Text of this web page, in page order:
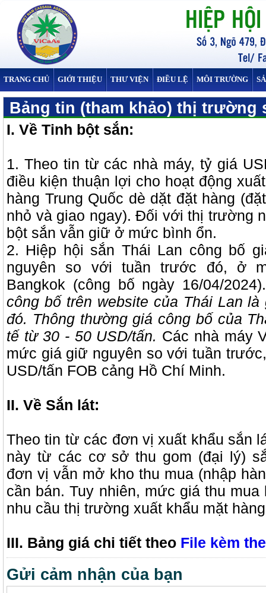
TRANG CHỦ GIỚI THIỆU THƯ VIỆN ĐIỀU LỆ MÔI TRƯỜNG
Bảng tin (tham khảo) thị trường
I. Về Tinh bột sắn:
1. Theo tin từ các nhà máy, tỷ giá
điều kiện thuận lợi cho hoạt động
hàng Trung Quốc dè dặt đặt hàng
nhỏ và giao ngay). Đối với thị trường
bột sắn vẫn giữ ở mức bình ổn.
2. Hiệp hội sắn Thái Lan công bố
nguyên so với tuần trước đó, ở
Bangkok (công bố ngày 16/04/
công bố trên website của Thái Lan
đó. Thông thường giá công bố của
tế từ 30 - 50 USD/tấn. Các nhà máy
mức giá giữ nguyên so với tuần
USD/tấn FOB cảng Hồ Chí Minh.
II. Về Sắn lát:
Theo tin từ các đơn vị xuất khẩu sắn
này từ các cơ sở thu gom (đại lý)
đơn vị vẫn mở kho thu mua (nhập
cần bán. Tuy nhiên, mức giá thu
nhu cầu thị trường xuất khẩu mặt
III. Bảng giá chi tiết theo File kèm
Gửi cảm nhận của bạn